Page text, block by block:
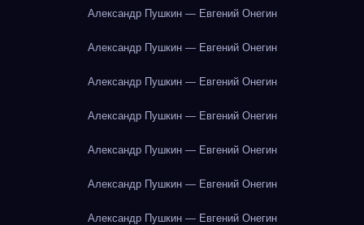
Александр Пушкин — Евгений Онегин
Александр Пушкин — Евгений Онегин
Александр Пушкин — Евгений Онегин
Александр Пушкин — Евгений Онегин
Александр Пушкин — Евгений Онегин
Александр Пушкин — Евгений Онегин
Александр Пушкин — Евгений Онегин